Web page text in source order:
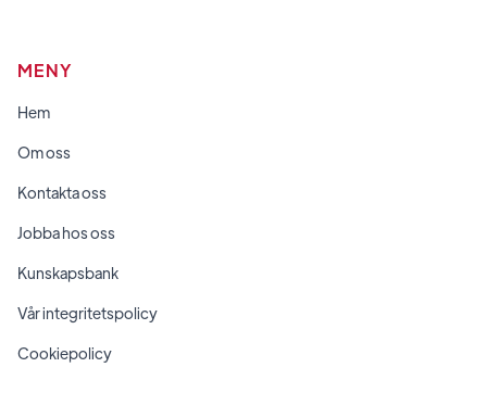
MENY
Hem
Om oss
Kontakta oss
Jobba hos oss
Kunskapsbank
Vår integritetspolicy
Cookiepolicy